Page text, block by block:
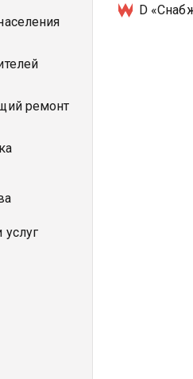
ремонт
услуг
D